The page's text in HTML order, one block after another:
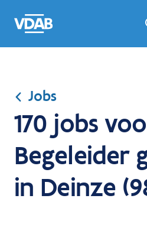
naar
een
een
job
naar
Jobs
170 jobs
Begeleider
in Deinze